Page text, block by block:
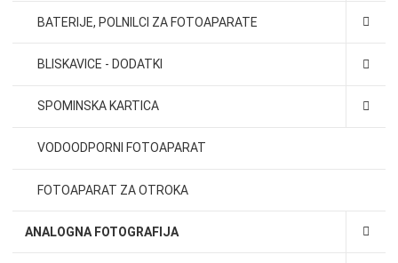
BATERIJE, POLNILCI ZA FOTOAPARATE
BLISKAVICE - DODATKI
SPOMINSKA KARTICA
VODOODPORNI FOTOAPARAT
FOTOAPARAT ZA OTROKA
ANALOGNA FOTOGRAFIJA